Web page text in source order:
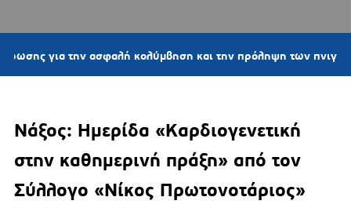
την ασφαλή κολύμβηση και την πρόληψη των πνιγμών
Νάξος: Ημερίδα «Καρδιογενετική
στην καθημερινή πράξη» από τον
Σύλλογο «Νίκος Πρωτονοτάριος»